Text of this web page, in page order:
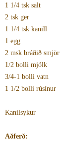
1 1/4 tsk salt
2 tsk ger
1 1/4 tsk kanill
1 egg
2 msk bráðið smjör
1/2 bolli mjólk
3/4-1 bolli vatn
1 1/2 bolli rúsínur
Kanilsykur
Aðferð: